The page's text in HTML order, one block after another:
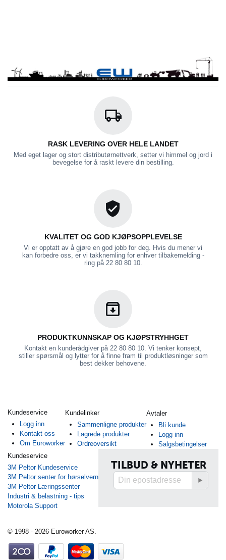
RASK LEVERING OVER HELE LANDET
Med eget lager og stort distributørnettverk, setter vi himmel og jord i
bevegelse for å raskt levere din bestilling.
KVALITET OG GOD KJØPSOPPLEVELSE
Vi er opptatt av å gjøre en god jobb for deg. Hvis du mener vi
kan forbedre oss, er vi takknemling for enhver tilbakemelding -
ring på 22 80 80 10.
PRODUKTKUNNSKAP OG KJØPSTRYHHGET
Kontakt en kunderådgiver på 22 80 80 10. Vi tenker konsept,
stiller spørsmål og lytter for å finne fram til produktløsninger som
best dekker behovene.
Kundeservice
Logg inn
Kontakt oss
Om Euroworker
Kundelinker
Sammenligne produkter
Lagrede produkter
Ordreoversikt
Avtaler
Bli kunde
Logg inn
Salgsbetingelser
Kundeservice
3M Peltor Kundeservice
3M Peltor senter for hørselvern
3M Peltor Læringssenter
Industri & belastning - tips
Motorola Support
TILBUD & NYHETER
© 1998 - 2026 Euroworker AS.